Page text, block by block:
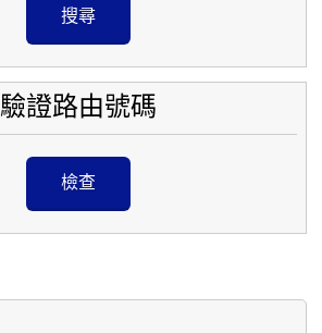
搜尋
驗證路由號碼
檢查